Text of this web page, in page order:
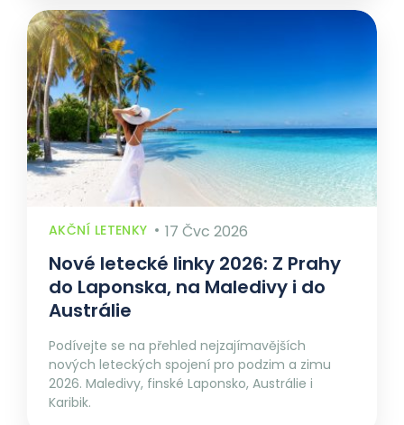
AKČNÍ LETENKY 17 Čvc 2026
Nové letecké linky 2026: Z Prahy
do Laponska, na Maledivy i do
Austrálie
Podívejte se na přehled nejzajímavějších
nových leteckých spojení pro podzim a zimu
2026. Maledivy, finské Laponsko, Austrálie i
Karibik.